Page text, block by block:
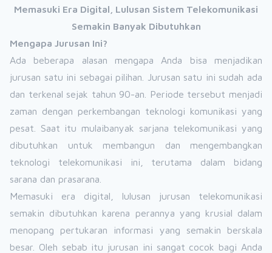
Memasuki Era Digital, Lulusan Sistem Telekomunikasi
Semakin Banyak Dibutuhkan
Mengapa Jurusan Ini?
Ada beberapa alasan mengapa Anda bisa menjadikan
jurusan satu ini sebagai pilihan. Jurusan satu ini sudah ada
dan terkenal sejak tahun 90-an. Periode tersebut menjadi
zaman dengan perkembangan teknologi komunikasi yang
pesat. Saat itu mulaibanyak sarjana telekomunikasi yang
dibutuhkan untuk membangun dan mengembangkan
teknologi telekomunikasi ini, terutama dalam bidang
sarana dan prasarana.
Memasuki era digital, lulusan jurusan telekomunikasi
semakin dibutuhkan karena perannya yang krusial dalam
menopang pertukaran informasi yang semakin berskala
besar. Oleh sebab itu jurusan ini sangat cocok bagi Anda